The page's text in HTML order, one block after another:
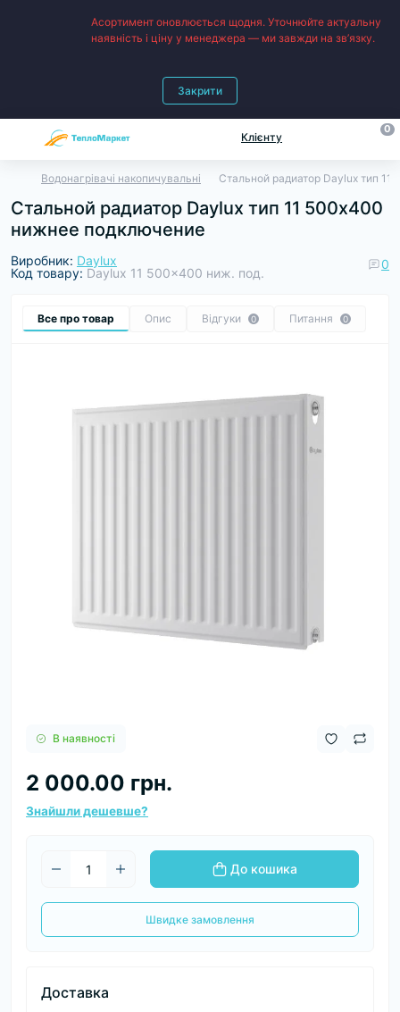
Асортимент оновлюється щодня. Уточнюйте актуальну
наявність і ціну у менеджера — ми завжди на зв’язку.
Закрити
Клієнту
0
Водонагрівачі накопичувальні Стальной радиатор Daylux тип
Стальной радиатор Daylux тип 11 500х400
нижнее подключение
Виробник: Daylux
Код товару: Daylux 11 500x400 ниж. под.
0
Все про товар Опис Відгуки 0 Питання 0
В наявності
2 000.00 грн.
Знайшли дешевше?
До кошика
Швидке замовлення
Доставка